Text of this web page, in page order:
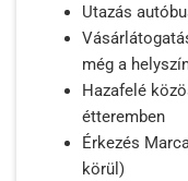
Utazás
még a
Hazafelé
étteremben
Érkezés
körül)